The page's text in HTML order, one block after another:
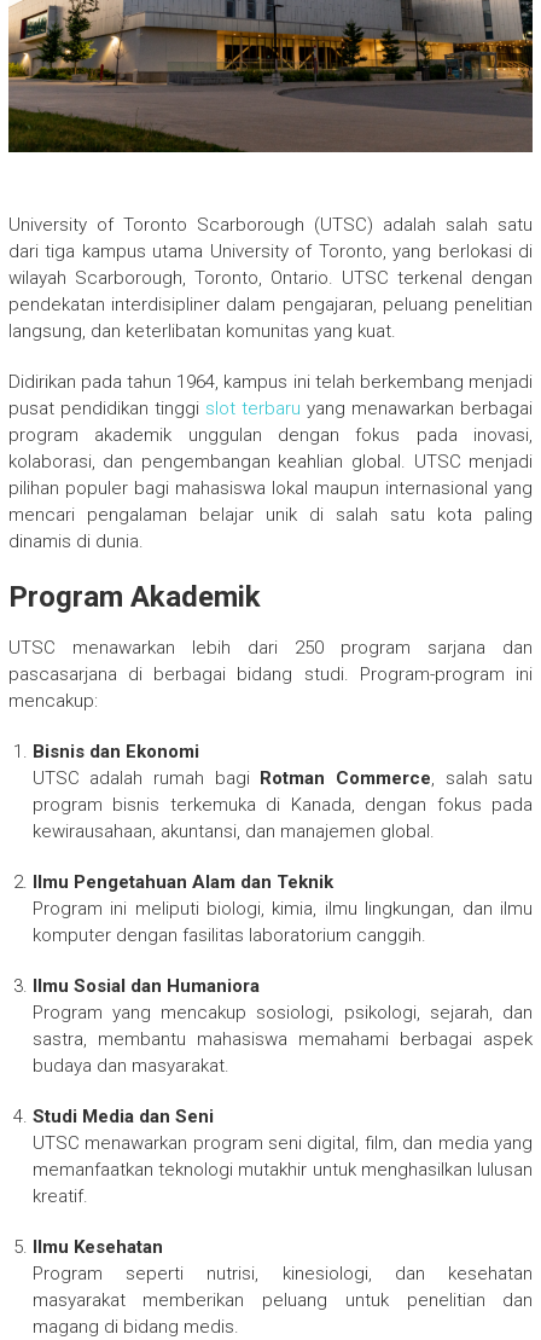
University of Toronto Scarborough (UTSC) adalah salah satu
dari tiga kampus utama University of Toronto, yang berlokasi di
wilayah Scarborough, Toronto, Ontario. UTSC terkenal dengan
pendekatan interdisipliner dalam pengajaran, peluang penelitian
langsung, dan keterlibatan komunitas yang kuat.
Didirikan pada tahun 1964, kampus ini telah berkembang menjadi
pusat pendidikan tinggi slot terbaru yang menawarkan berbagai
program akademik unggulan dengan fokus pada inovasi,
kolaborasi, dan pengembangan keahlian global. UTSC menjadi
pilihan populer bagi mahasiswa lokal maupun internasional yang
mencari pengalaman belajar unik di salah satu kota paling
dinamis di dunia.
Program Akademik
UTSC menawarkan lebih dari 250 program sarjana dan
pascasarjana di berbagai bidang studi. Program-program ini
mencakup:
Bisnis dan Ekonomi
UTSC adalah rumah bagi Rotman Commerce, salah satu
program bisnis terkemuka di Kanada, dengan fokus pada
kewirausahaan, akuntansi, dan manajemen global.
Ilmu Pengetahuan Alam dan Teknik
Program ini meliputi biologi, kimia, ilmu lingkungan, dan ilmu
komputer dengan fasilitas laboratorium canggih.
Ilmu Sosial dan Humaniora
Program yang mencakup sosiologi, psikologi, sejarah, dan
sastra, membantu mahasiswa memahami berbagai aspek
budaya dan masyarakat.
Studi Media dan Seni
UTSC menawarkan program seni digital, film, dan media yang
memanfaatkan teknologi mutakhir untuk menghasilkan lulusan
kreatif.
Ilmu Kesehatan
Program seperti nutrisi, kinesiologi, dan kesehatan
masyarakat memberikan peluang untuk penelitian dan
magang di bidang medis.